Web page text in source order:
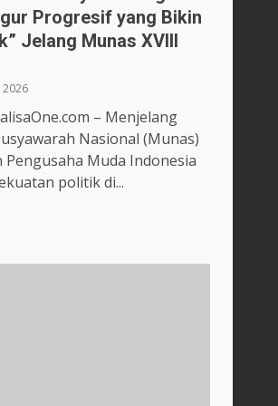
Progresif yang Bikin
Jelang Munas XVIII
2026
– Menjelang
Nasional (Munas)
Pengusaha Muda Indonesia
politik di...